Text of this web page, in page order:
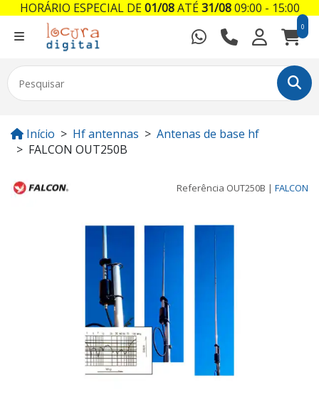
0
Início Hf antennas
Antenas de base hf
FALCON OUT250B
Referência OUT250B | FALCON
HORÁRIO ESPECIAL DE01/08ATÉ31/0809:00 - 15:00